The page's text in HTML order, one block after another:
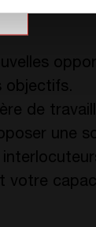
objectifs.
de
une
votre